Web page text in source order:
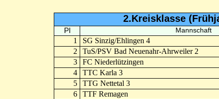
2.Kreisklasse
Pl Mannschaft
1
SG Sinzig/Ehlingen 4
2
TuS/PSV Bad Neuenahr-Ahrweiler 2
3
FC Niederlützingen
4
TTC Karla 3
5
TTG Nettetal 3
6
TTF Remagen